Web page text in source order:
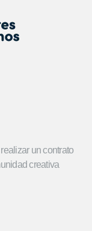
un contrato
creativa